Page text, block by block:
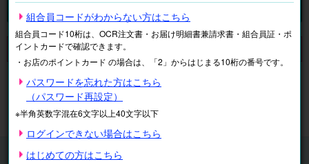
申し訳ございません。 現在、該当商品は、お取扱いしておりません。
マイページ 注文履歴
抽選結果
請求内容
チケット
組合員コードがわからない方はこちら
組合員コード10桁は、OCR注文書・お届け明細書兼請求書・組合員証・ポ
イントカードで確認できます。
・お店のポイントカード の場合は、「2」からはじまる10桁の番号です。
パスワードを忘れた方はこちら
（パスワード再設定）
※半角英数字混在6文字以上40文字以下
ログインできない場合はこちら
はじめての方はこちら